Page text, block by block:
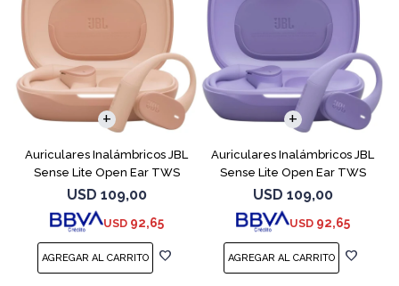
Auriculares Inalámbricos JBL
Sense Lite Open Ear TWS
Beige
USD 109,00
USD 92,65
Auriculares Inalámbricos JBL
Sense Lite Open Ear TWS
Purple
USD 109,00
USD 92,65